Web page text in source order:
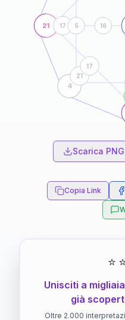
21
4
17 5 16
21
17
Scarica PNG
Copia Link
⭐
Unisciti a
già
Oltre 2.000